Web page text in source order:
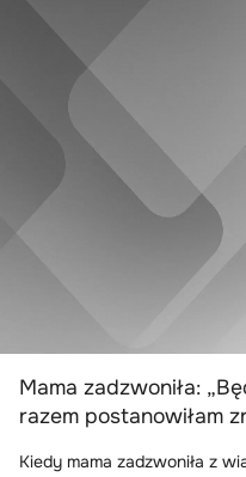
Mama zadzwoniła:
razem postanowiłam
Kiedy mama zadzwoniła z